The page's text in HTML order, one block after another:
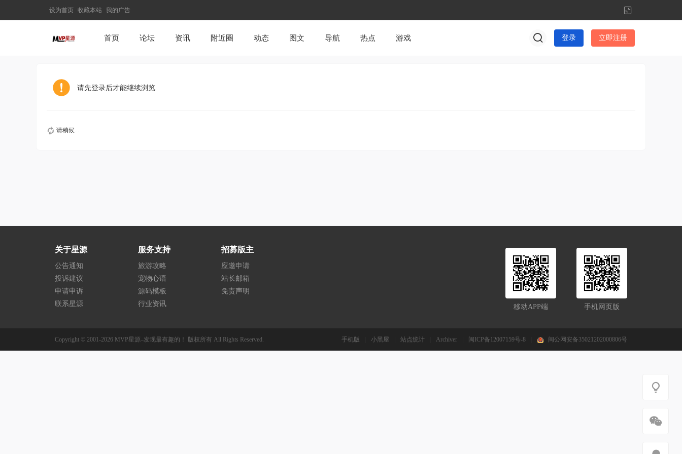
设为首页 收藏本站 我的广告
切
换
到
窄
首页 论坛 资讯 附近圈 动态 图文 导航 热点 游戏 登录 立即注册
请先登录后才能继续浏览
请稍候...
关于星源
公告通知
投诉建议
申请申诉
联系星源
服务支持
旅游攻略
宠物心语
源码模板
行业资讯
招募版主
应邀申请
站长邮箱
免责声明
手机网页版
移动APP端
Copyright © 2001-2026 MVP星源–发现最有趣的！ 版权所有 All Rights Reserved. 手机版 小黑屋 站点统计 Archiver 闽ICP备12007159号-8 闽公网安备35021202000806号